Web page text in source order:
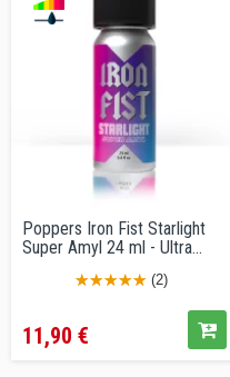
Poppers Iron Fist Starlight
Super Amyl 24 ml - Ultra...
(2)
11,90 €